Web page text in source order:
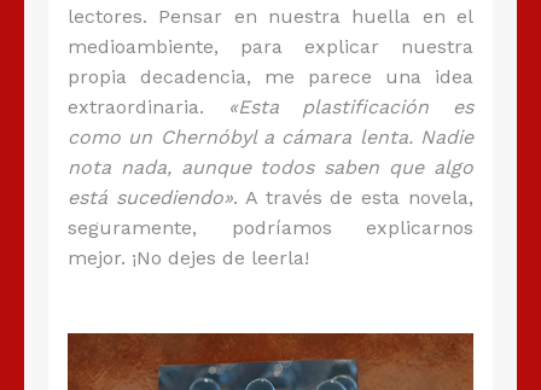
lectores. Pensar en nuestra huella en el
medioambiente, para explicar nuestra
propia decadencia, me parece una idea
extraordinaria.
«Esta plastificación es
como un Chernóbyl a cámara lenta. Nadie
nota nada, aunque todos saben que algo
está sucediendo». A través de esta novela,
seguramente, podríamos explicarnos
mejor. ¡No dejes de leerla!